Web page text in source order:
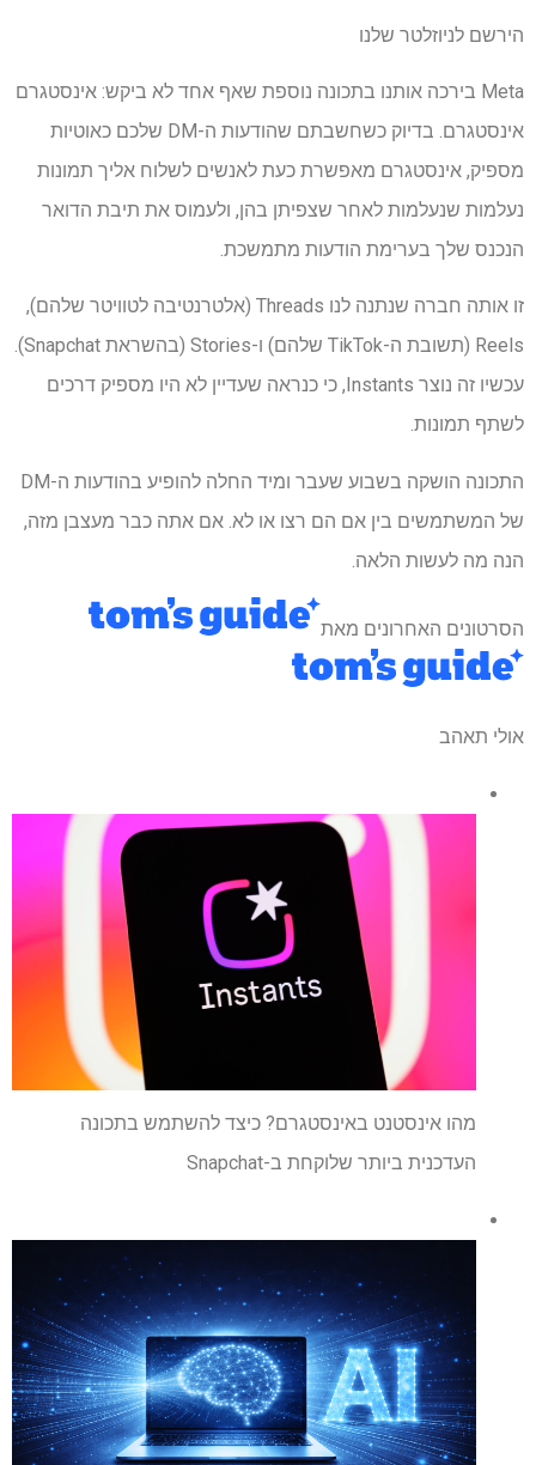
הירשם לניוזלטר שלנו
Meta בירכה אותנו בתכונה נוספת שאף אחד לא ביקש: אינסטגרם
אינסטגרם. בדיוק כשחשבתם שהודעות ה-DM שלכם כאוטיות
מספיק, אינסטגרם מאפשרת כעת לאנשים לשלוח אליך תמונות
נעלמות שנעלמות לאחר שצפיתן בהן, ולעמוס את תיבת הדואר
הנכנס שלך בערימת הודעות מתמשכת.
זו אותה חברה שנתנה לנו Threads (אלטרנטיבה לטוויטר שלהם),
Reels (תשובת ה-TikTok שלהם) ו-Stories (בהשראת Snapchat).
עכשיו זה נוצר Instants, כי כנראה שעדיין לא היו מספיק דרכים
לשתף תמונות.
התכונה הושקה בשבוע שעבר ומיד החלה להופיע בהודעות ה-DM
של המשתמשים בין אם הם רצו או לא. אם אתה כבר מעצבן מזה,
הנה מה לעשות הלאה.
הסרטונים האחרונים מאת
אולי תאהב
מהו אינסטנט באינסטגרם? כיצד להשתמש בתכונה
העדכנית ביותר שלוקחת ב-Snapchat